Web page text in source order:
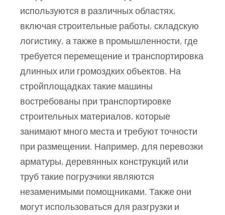
используются в различных областях,
включая строительные работы, складскую
логистику, а также в промышленности, где
требуется перемещение и транспортировка
длинных или громоздких объектов. На
стройплощадках такие машины
востребованы при транспортировке
строительных материалов, которые
занимают много места и требуют точности
при размещении. Например, для перевозки
арматуры, деревянных конструкций или
труб такие погрузчики являются
незаменимыми помощниками. Также они
могут использоваться для разгрузки и